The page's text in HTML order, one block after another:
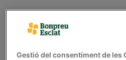
Pren nota d’allò que
que traspua elegància ideal
Gestió del consentiment de les